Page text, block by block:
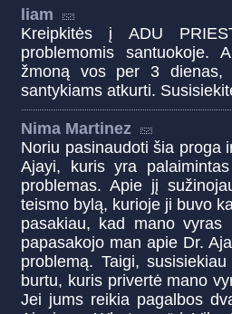
liam
Kreipkitės į ADU
problemomis santuokoje.
žmoną vos per 3 dienas,
santykiams atkurti.
Nima Martinez
Noriu pasinaudoti šia proga
Ajayi, kuris yra
problemas. Apie jį
teismo bylą, kurioje ji buvo
pasakiau, kad mano
papasakojo man apie Dr.
problemą. Taigi,
burtu, kuris privertė mano
Jei jums reikia pagalbos